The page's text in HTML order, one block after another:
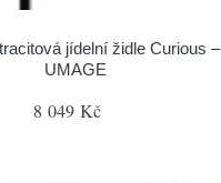
jídelní židle Curious –
UMAGE
8 049 Kč